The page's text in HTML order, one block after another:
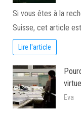
Si vous êtes à la
Suisse, cet article est…
Lire l'article
Eva